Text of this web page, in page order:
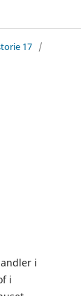
17 /
i
i